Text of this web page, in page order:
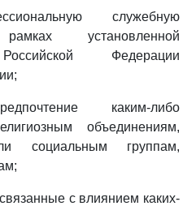
служебную
установленной
Федерации
каким-либо
объединениям,
социальным группам,
с влиянием каких-